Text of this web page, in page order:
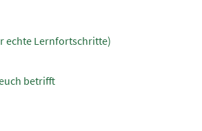
echte Lernfortschritte)
betrifft